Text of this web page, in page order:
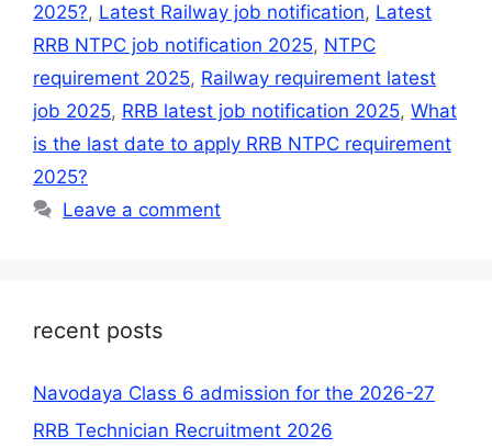
2025?, Latest Railway job notification, Latest
RRB NTPC job notification 2025, NTPC
requirement 2025, Railway requirement latest
job 2025, RRB latest job notification 2025, What
is the last date to apply RRB NTPC requirement
2025?
Leave a comment
recent posts
Navodaya Class 6 admission for the 2026-27
RRB Technician Recruitment 2026